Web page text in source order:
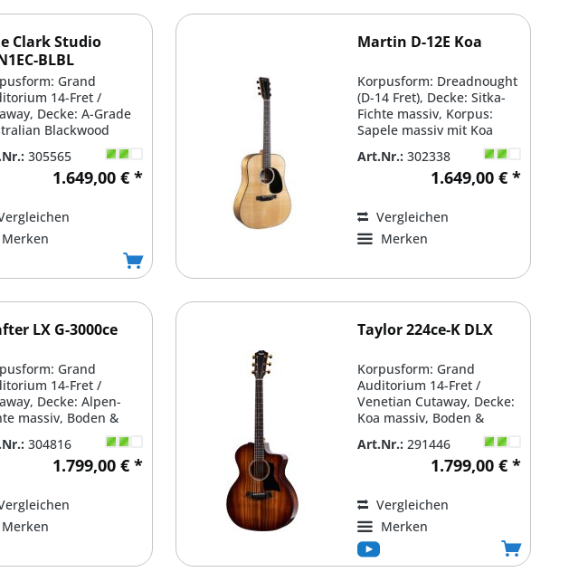
Clark Studio
BLBL
Grand
14-Fret /
Decke: A-Grade
Blackwood
305565
1.649,00 € *
Merken
Martin D-12E Koa
Korpusform: Dreadnought
(D-14 Fret), Decke: Sitka-
Fichte massiv, Korpus:
Sapele massiv mit Koa
Furnier / Schwarzes...
Art.Nr.: 302338
1.649,00 € *
Vergleichen
Merken
LX G-3000ce
Grand
14-Fret /
Decke: Alpen-
massiv, Boden &
Palisander massiv,
304816
1.799,00 € *
Merken
Taylor 224ce-K DLX
Korpusform: Grand
Auditorium 14-Fret /
Venetian Cutaway, Decke:
Koa massiv, Boden &
Zargen: Koa laminiert /
Schwarzes...
Art.Nr.: 291446
1.799,00 € *
Vergleichen
Merken